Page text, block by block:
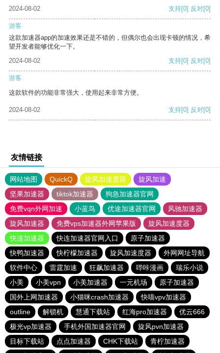
2024-08-02 支持[0] 反对[0]
游客
这款加速器app的加速效果还是不错的，但偶尔也会出现卡顿的情况，希
望开发者能够优化一下。
2024-08-02
支持[0] 反对[0]
游客
这款软件的功能非常强大，使用起来非常方便。
2024-08-02 支持[0] 反对[0]
友情链接
网站地图 QuickQ 旋风加速度器
旋风加速
坚果加速器
tiktok加速器
狗急加速器官网
免费vqn外网加速
小蓝鸟 优途加速器官网
风驰加速器
旋风加速器
免费vps加速器外网苹果版
旋风加速度器
快连加速器
快连加速器官网入口
原子加速器
快鸭加速器
快柠檬加速器 旋风加速度器
外网网址导航
软件中心
雷霆加速 狂飙加速器 哔咔漫画
瑞乐小说
小美
小美vpn 小美加速器 一元机场
原子加速器
国外上网加速器
小猫咪crash加速器
快喵vpv加速器
outline
解锁机 慧通下载站 红海pro加速器
优云666
极光vp加速器
手机外国加速器官网
旋风pvn加速器
目标下载站
点点加速器 CHK下载站
青柠加速器